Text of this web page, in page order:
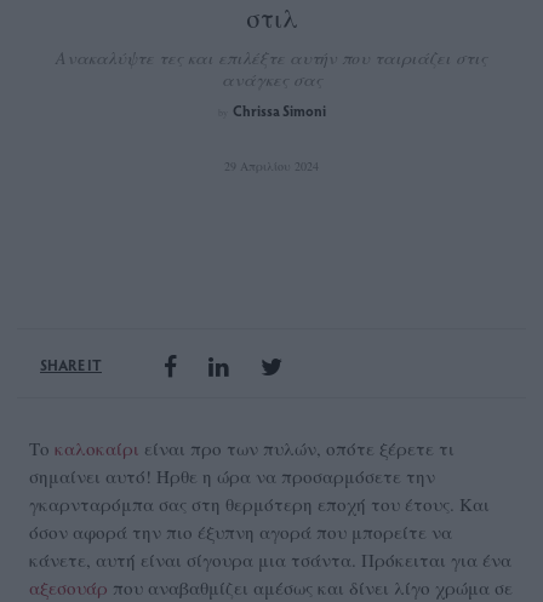
στιλ
Ανακαλύψτε τες και επιλέξτε αυτήν που ταιριάζει στις
ανάγκες σας
Chrissa Simoni
29 Απριλίου 2024
SHARE IT
Το καλοκαίρι είναι προ των πυλών, οπότε ξέρετε τι
σημαίνει αυτό! Ήρθε η ώρα να προσαρμόσετε την
γκαρνταρόμπα σας στη θερμότερη εποχή του έτους. Και
όσον αφορά την πιο έξυπνη αγορά που μπορείτε να
κάνετε, αυτή είναι σίγουρα μια τσάντα. Πρόκειται για ένα
αξεσουάρ που αναβαθμίζει αμέσως και δίνει λίγο χρώμα σε